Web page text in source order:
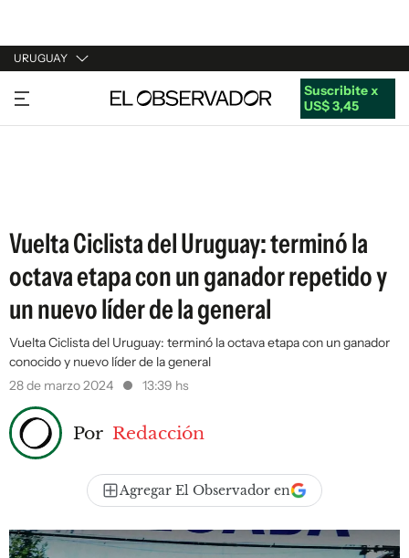
URUGUAY
URUGUAY
ARGENTINA
Suscribite x
US$ 3,45
Vuelta Ciclista del Uruguay: terminó la
octava etapa con un ganador repetido y
un nuevo líder de la general
Vuelta Ciclista del Uruguay: terminó la octava etapa con un ganador
conocido y nuevo líder de la general
28 de marzo 2024
13:39 hs
Por Redacción
Agregar El Observador en